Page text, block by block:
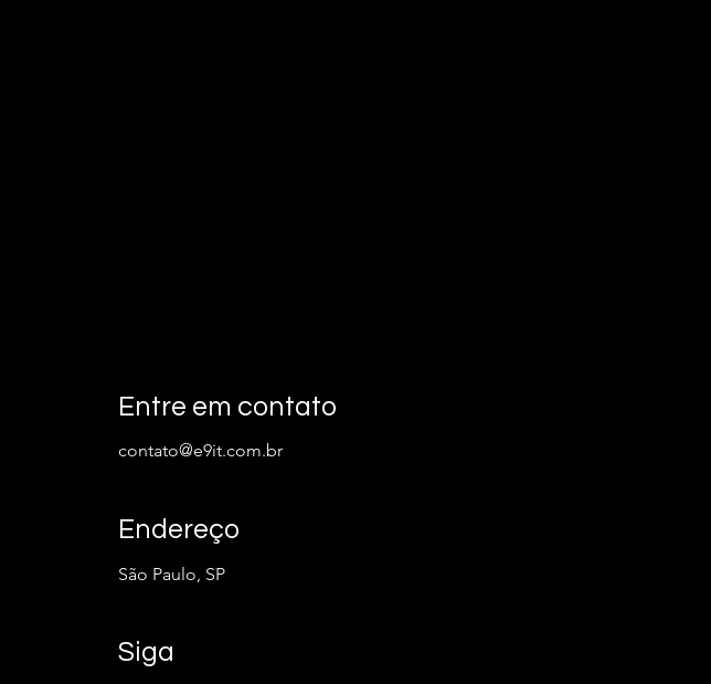
Entre em contato
contato@e9it.com.br
Endereço
São Paulo, SP
Siga